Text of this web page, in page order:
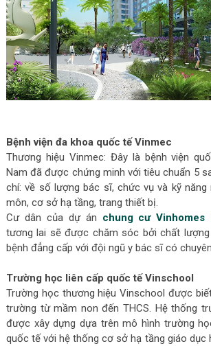
Bệnh viện đa khoa quốc tế Vinmec
Thương hiệu Vinmec: Đây là bệnh viện
Nam đã được chứng minh với tiêu chuẩn 5
chí: về số lượng bác sĩ, chức vụ và kỹ năng
môn, cơ sở hạ tầng, trang thiết bị.
Cư dân của dự án chung cư Vinhomes
tương lai sẽ được chăm sóc bởi chất
bệnh đẳng cấp với đội ngũ y bác sĩ có
Trường học liên cấp quốc tế Vinschool
Trường học thương hiệu Vinschool được
trường từ mầm non đến THCS. Hệ thống
được xây dựng dựa trên mô hình trường
quốc tế với hệ thống cơ sở hạ tầng giáo dục